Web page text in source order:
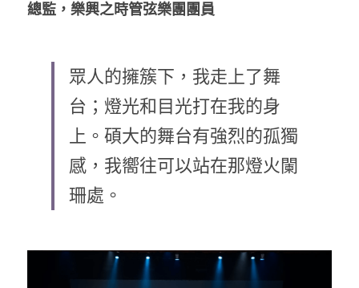
大專世界
乘著夢想去旅行
成長部落格
特稿
解惑之窗
Facebook
奉獻支持
總監，樂興之時管弦樂團團員
眾人的擁簇下，我走上了舞
台；燈光和目光打在我的身
上。碩大的舞台有強烈的孤獨
感，我嚮往可以站在那燈火闌
珊處。